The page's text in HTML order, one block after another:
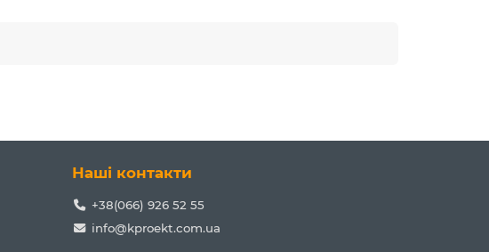
Наші контакти
+38(066) 926 52 55
info@kproekt.com.ua